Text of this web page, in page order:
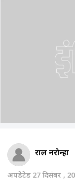
राहुल नरोन्हा
अपडेटेड 27 दिसंबर ,